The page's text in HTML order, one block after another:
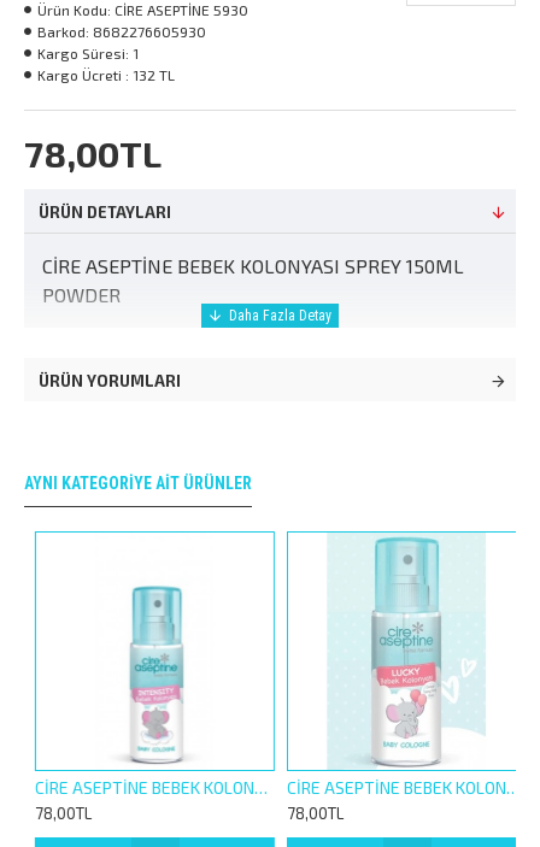
78,00TL
Ürün Kodu: CİRE ASEPTİNE 5930
Barkod: 8682276605930
Kargo Süresi: 1
Kargo Ücreti : 132 TL
ÜRÜN DETAYLARI
CİRE ASEPTİNE BEBEK KOLONYASI SPREY 150ML
POWDER
ÜRÜN YORUMLARI
AYNI KATEGORIYE AIT ÜRÜNLER
CİRE ASEPTİNE BEBEK KOLONYASI SPREY 150ML INTENSITY
78,00TL
CİRE ASEPTİNE BEBEK KOLONYASI SPREY 150ML LUCKY
78,00TL